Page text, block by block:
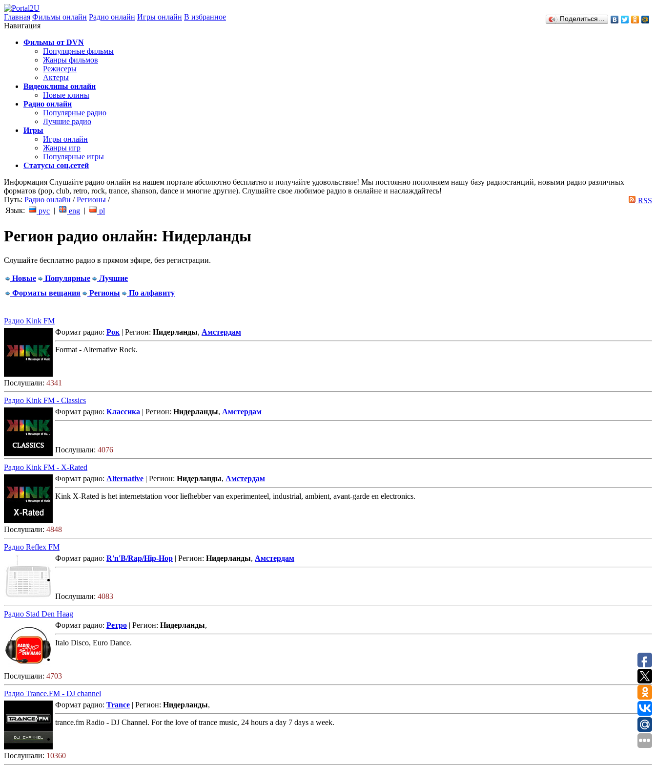
Главная Фильмы онлайн Радио онлайн Игры онлайн В избранное Поделиться…
Навигация
Фильмы от DVN
Популярные фильмы
Жанры фильмов
Режисеры
Актеры
Видеоклипы онлайн
Новые клины
Радио онлайн
Популярные радио
Лучшие радио
Игры
Игры онлайн
Жанры игр
Популярные игры
Статусы соц.сетей
Информация Слушайте радио онлайн на нашем портале абсолютно бесплатно и получайте удовольствие! Мы постоянно пополняем нашу базу радиостанций, новыми радио различных
форматов (pop, club, retro, rock, trance, shanson, dance и многие другие). Слушайте свое любимое радио в онлайне и наслаждайтесь!
Путь: Радио онлайн /Регионы /
RSS
Язык:
рус | eng | pl
Регион радио онлайн: Нидерланды
Слушайте бесплатно радио в прямом эфире, без регистрации.
Новые Популярные
Лучшие
Форматы вещания
Регионы По алфавиту
Радио Kink FM
Формат радио: Рок | Регион: Нидерланды, Амстердам
Format - Alternative Rock.
Послушали: 4341
Радио Kink FM - Classics
Формат радио: Классика | Регион: Нидерланды, Амстердам
Послушали: 4076
Радио Kink FM - X-Rated
Формат радио: Alternative | Регион: Нидерланды, Амстердам
Kink X-Rated is het internetstation voor liefhebber van experimenteel, industrial, ambient, avant-garde en electronics.
Послушали: 4848
Радио Reflex FM
Формат радио: R'n'B/Rap/Hip-Hop | Регион: Нидерланды, Амстердам
Послушали: 4083
Радио Stad Den Haag
Формат радио: Ретро | Регион: Нидерланды,
Italo Disco, Euro Dance.
Послушали: 4703
Радио Trance.FM - DJ channel
Формат радио: Trance | Регион: Нидерланды,
trance.fm Radio - DJ Channel. For the love of trance music, 24 hours a day 7 days a week.
Послушали: 10360